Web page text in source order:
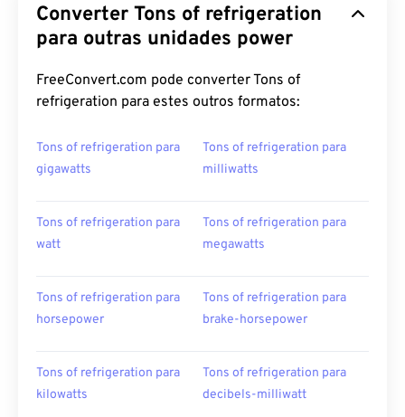
Converter Tons of refrigeration
para outras unidades power
FreeConvert.com pode converter Tons of
refrigeration para estes outros formatos:
Tons of refrigeration para
gigawatts
Tons of refrigeration para
milliwatts
Tons of refrigeration para
watt
Tons of refrigeration para
megawatts
Tons of refrigeration para
horsepower
Tons of refrigeration para
brake-horsepower
Tons of refrigeration para
kilowatts
Tons of refrigeration para
decibels-milliwatt